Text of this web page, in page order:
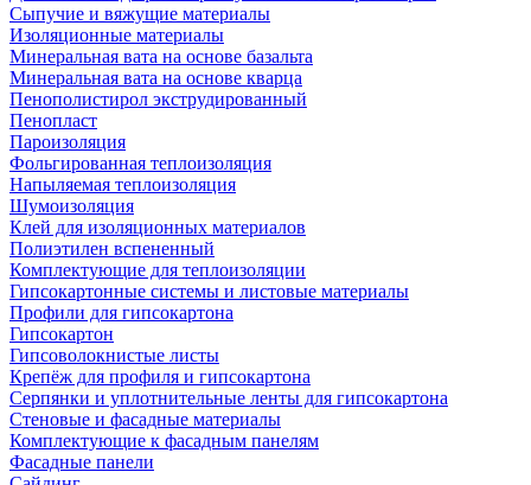
Сыпучие и вяжущие материалы
Изоляционные материалы
Минеральная вата на основе базальта
Минеральная вата на основе кварца
Пенополистирол экструдированный
Пенопласт
Пароизоляция
Фольгированная теплоизоляция
Напыляемая теплоизоляция
Шумоизоляция
Клей для изоляционных материалов
Полиэтилен вспененный
Комплектующие для теплоизоляции
Гипсокартонные системы и листовые материалы
Профили для гипсокартона
Гипсокартон
Гипсоволокнистые листы
Крепёж для профиля и гипсокартона
Серпянки и уплотнительные ленты для гипсокартона
Стеновые и фасадные материалы
Комплектующие к фасадным панелям
Фасадные панели